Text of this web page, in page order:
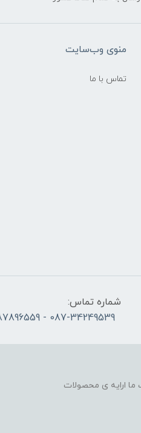
منوی وب‌سایت
تماس با ما
شماره تماس:
087-34249539 - 09187896559 - 09186686646
ارایه ی محصولات